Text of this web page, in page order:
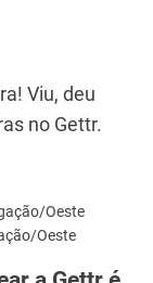
Viu, deu
no Gettr.
Oeste